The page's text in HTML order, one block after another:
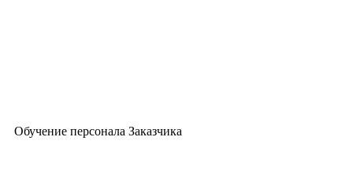
Обучение персонала Заказчика